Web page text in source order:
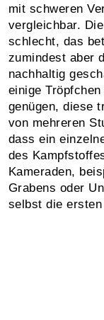
mit schweren
vergleichbar.
schlecht, das
zumindest aber
nachhaltig
einige
genügen, diese
von mehreren
dass ein
des
Kameraden,
Grabens oder
selbst die